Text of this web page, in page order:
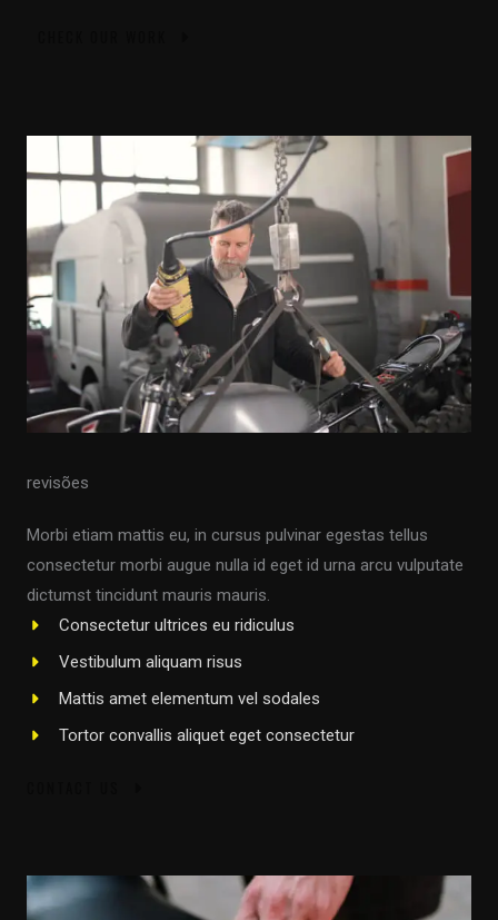
revisões
Morbi etiam mattis eu, in cursus pulvinar egestas tellus
consectetur morbi augue nulla id eget id urna arcu vulputate
dictumst tincidunt mauris mauris.
Consectetur ultrices eu ridiculus
Vestibulum aliquam risus
Mattis amet elementum vel sodales
Tortor convallis aliquet eget consectetur